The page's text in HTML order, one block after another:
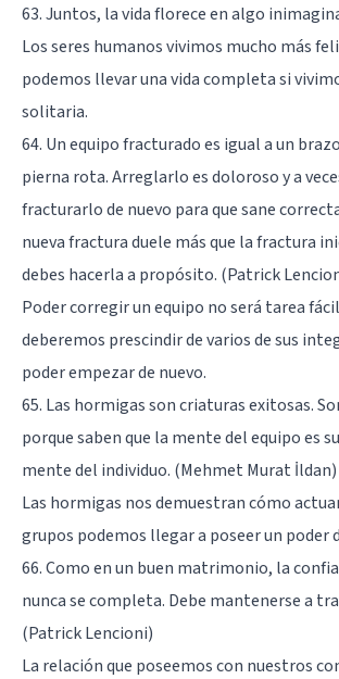
63. Juntos, la vida florece en algo
Los seres humanos vivimos mucho más
podemos llevar una vida completa si
solitaria.
64. Un equipo fracturado es igual a un
pierna rota. Arreglarlo es doloroso y a
fracturarlo de nuevo para que sane
nueva fractura duele más que la fractura
debes hacerla a propósito. (Patrick
Poder corregir un equipo no será tarea
deberemos prescindir de varios de sus
poder empezar de nuevo.
65. Las hormigas son criaturas exitosas.
porque saben que la mente del equipo es
mente del individuo. (Mehmet Murat İldan)
Las hormigas nos demuestran cómo
grupos podemos llegar a poseer un poder
66. Como en un buen matrimonio, la
nunca se completa. Debe mantenerse a
(Patrick Lencioni)
La relación que poseemos con nuestros